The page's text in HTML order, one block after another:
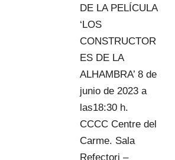
rDE LA PELÍCULA
‘LOS
CONSTRUCTOR
ES DE LA
ALHAMBRA’ 8 de
junio de 2023 a
las18:30 h.
CCCC Centre del
Carme. Sala
Refectori –